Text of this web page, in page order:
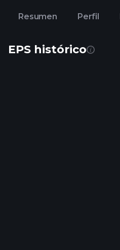
Resumen Perfil
EPS histórico